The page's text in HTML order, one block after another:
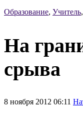
Образование, Учитель,
На
срыва
8 ноября 2012 06:11